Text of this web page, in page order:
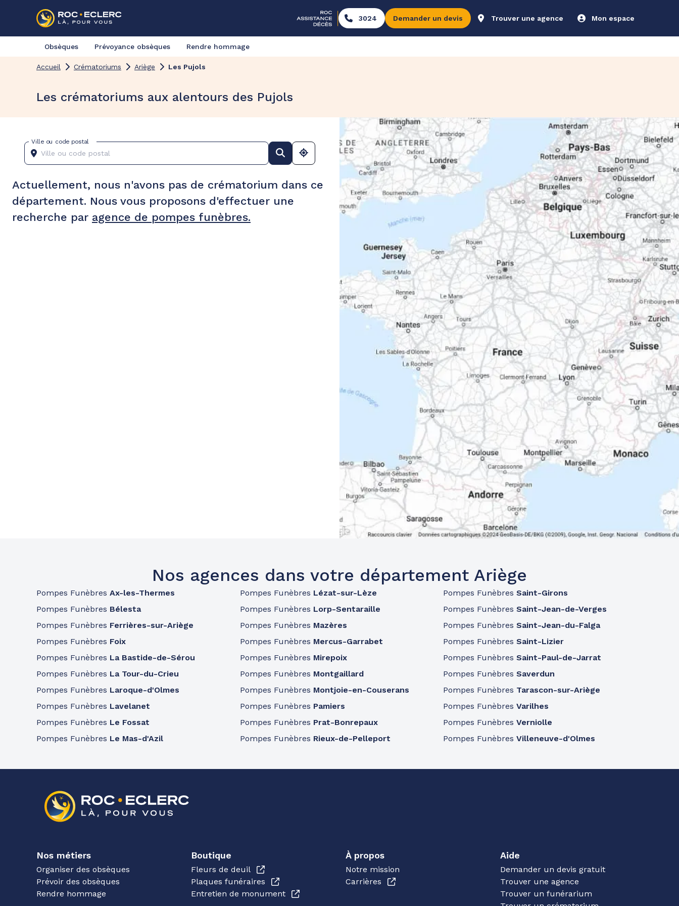
3024 Demander un devis Trouver une agence Mon espace
Obsèques Prévoyance obsèques Rendre hommage
Accueil Crématoriums Ariège Les Pujols
Les crématoriums aux alentours des Pujols
Ville ou code postal
Actuellement, nous n'avons pas de crématorium dans ce
département. Nous vous proposons d'effectuer une
recherche par agence de pompes funèbres.
Nos agences dans votre département Ariège
Pompes Funèbres Ax-les-Thermes
Pompes Funèbres Bélesta
Pompes Funèbres Ferrières-sur-Ariège
Pompes Funèbres Foix
Pompes Funèbres La Bastide-de-Sérou
Pompes Funèbres La Tour-du-Crieu
Pompes Funèbres Laroque-d'Olmes
Pompes Funèbres Lavelanet
Pompes Funèbres Le Fossat
Pompes Funèbres Le Mas-d'Azil
Pompes Funèbres Lézat-sur-Lèze
Pompes Funèbres Lorp-Sentaraille
Pompes Funèbres Mazères
Pompes Funèbres Mercus-Garrabet
Pompes Funèbres Mirepoix
Pompes Funèbres Montgaillard
Pompes Funèbres Montjoie-en-Couserans
Pompes Funèbres Pamiers
Pompes Funèbres Prat-Bonrepaux
Pompes Funèbres Rieux-de-Pelleport
Pompes FunèbresSaint-Girons
Pompes FunèbresSaint-Jean-de-Verges
Pompes FunèbresSaint-Jean-du-Falga
Pompes FunèbresSaint-Lizier
Pompes FunèbresSaint-Paul-de-Jarrat
Pompes FunèbresSaverdun
Pompes Funèbres Tarascon-sur-Ariège
Pompes FunèbresVarilhes
Pompes FunèbresVerniolle
Pompes FunèbresVilleneuve-d'Olmes
Nos métiers
Organiser des obsèques
Prévoir des obsèques
Rendre hommage
Boutique
Fleurs de deuil
Plaques funéraires
Entretien de monument
À propos
Notre mission
Carrières
Aide
Demander un devis gratuit
Trouver une agence
Trouver un funérarium